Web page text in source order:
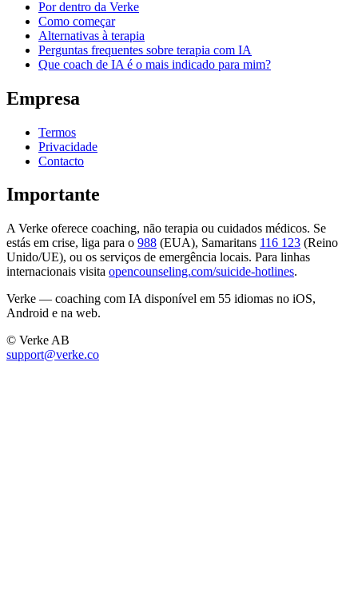
Por dentro da Verke
Como começar
Alternativas à terapia
Perguntas frequentes sobre terapia com IA
Que coach de IA é o mais indicado para mim?
Empresa
Termos
Privacidade
Contacto
Importante
A Verke oferece coaching, não terapia ou cuidados médicos. Se
estás em crise, liga para o 988 (EUA), Samaritans 116 123 (Reino
Unido/UE), ou os serviços de emergência locais. Para linhas
internacionais visita opencounseling.com/suicide-hotlines.
Verke — coaching com IA disponível em 55 idiomas no iOS,
Android e na web.
© Verke AB
support@verke.co